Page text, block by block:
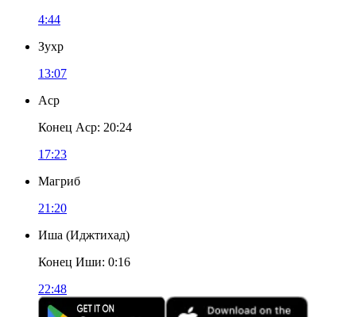
4:44
Зухр
13:07
Аср
Конец Аср: 20:24
17:23
Магриб
21:20
Иша (Иджтихад)
Конец Иши: 0:16
22:48